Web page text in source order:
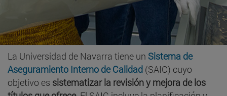
La Universidad de Navarra tiene un Sistema de
Aseguramiento Interno de Calidad (SAIC) cuyo
objetivo es sistematizar la revisión y mejora de los